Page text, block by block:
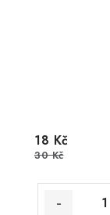
18 Kč
30 Kč